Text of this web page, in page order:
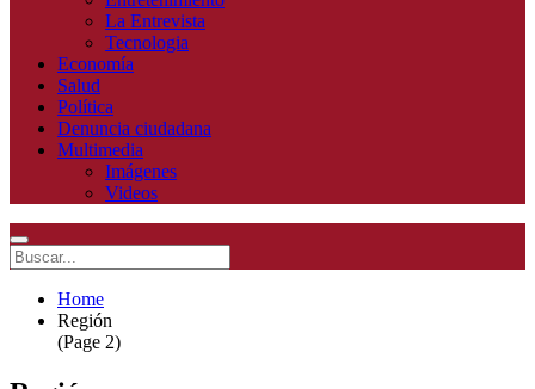
La Entrevista
Tecnologia
Economía
Salud
Política
Denuncia ciudadana
Multimedia
Imágenes
Videos
Home
Región
(Page 2)